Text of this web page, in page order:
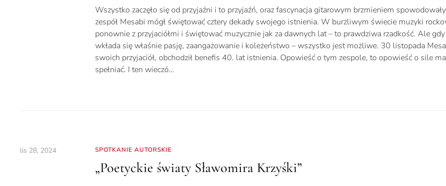
Wszystko zaczęło się od przyjaźni i to przyjaźń, oraz fascynacja gitarowym brzmieniem
zespół Mesabi mógł świętować cztery dekady swojego istnienia. W burzliwym świecie muzyki
ponownie z przyjaciółmi i świętować muzycznie jak za dawnych lat – to prawdziwa rzadkość. Ale
wkłada się właśnie pasję, zaangażowanie i koleżeństwo – wszystko jest możliwe. 30 listopada
swoich przyjaciół, obchodził benefis 40. lat istnienia. Opowieść o tym zespole, to opowieść o sile
spełniać. I ten wieczó…
lis 28, 2024 SPOTKANIE AUTORSKIE
„Poetyckie światy Sławomira Krzyśki”